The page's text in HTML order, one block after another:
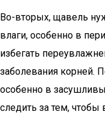
Во-вторых, щавель
влаги, особенно в
избегать
заболевания корней.
особенно в
следить за тем, чтобы